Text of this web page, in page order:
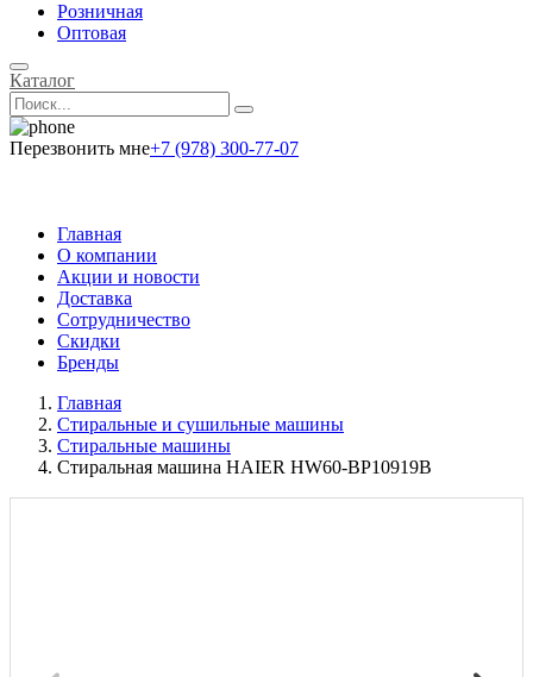
Розничная
Оптовая
Каталог
Перезвонить мне+7 (978) 300-77-07
Главная
О компании
Акции и новости
Доставка
Сотрудничество
Скидки
Бренды
Главная
Стиральные и сушильные машины
Стиральные машины
Стиральная машина HAIER HW60-BP10919B